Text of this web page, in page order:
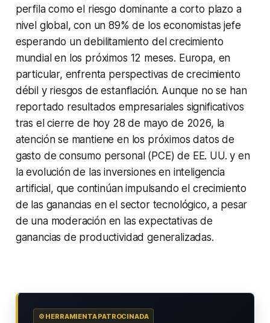
perfila como el riesgo dominante a corto plazo a
nivel global, con un 89% de los economistas jefe
esperando un debilitamiento del crecimiento
mundial en los próximos 12 meses. Europa, en
particular, enfrenta perspectivas de crecimiento
débil y riesgos de estanflación. Aunque no se han
reportado resultados empresariales significativos
tras el cierre de hoy 28 de mayo de 2026, la
atención se mantiene en los próximos datos de
gasto de consumo personal (PCE) de EE. UU. y en
la evolución de las inversiones en inteligencia
artificial, que continúan impulsando el crecimiento
de las ganancias en el sector tecnológico, a pesar
de una moderación en las expectativas de
ganancias de productividad generalizadas.
⚙️ HERRAMIENTA PATROCINADA